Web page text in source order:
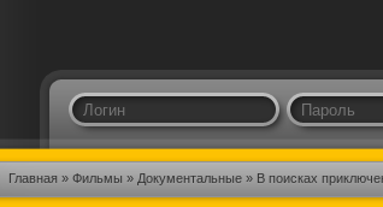
Главная» Фильмы» Документальные» В поисках